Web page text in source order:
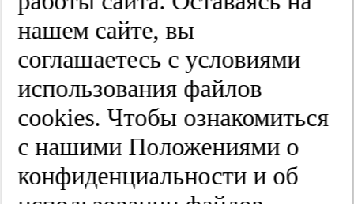
точ­ки зре­
ния до­ка­за­
тель­ной
ме­ди­ци­ны:
нашем сайте, вы
соглашаетесь с условиями
использования файлов
cооkies. Чтобы ознакомиться
с нашими Положениями о
конфиденциальности и об